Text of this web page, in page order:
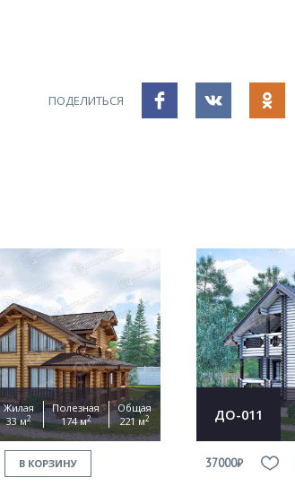
ПОДЕЛИТЬСЯ
Жилая
33 м2
Полезная
174 м2
Общая
221 м2
В КОРЗИНУ
ДО-011
37000₽